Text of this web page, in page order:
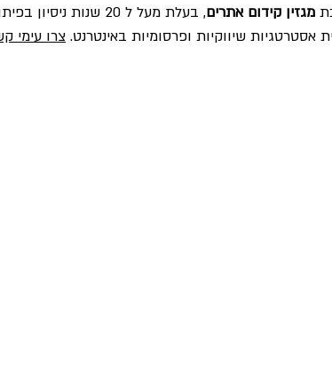
מגזין קידום אתרים
, בעלת מעל ל 20 שנות
אסטרטגיות שיווקיות ופרסומיות באינטרנט. צרו עימי